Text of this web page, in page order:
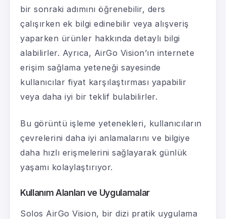
bir sonraki adımını öğrenebilir, ders
çalışırken ek bilgi edinebilir veya alışveriş
yaparken ürünler hakkında detaylı bilgi
alabilirler. Ayrıca, AirGo Vision’ın internete
erişim sağlama yeteneği sayesinde
kullanıcılar fiyat karşılaştırması yapabilir
veya daha iyi bir teklif bulabilirler.
Bu görüntü işleme yetenekleri, kullanıcıların
çevrelerini daha iyi anlamalarını ve bilgiye
daha hızlı erişmelerini sağlayarak günlük
yaşamı kolaylaştırıyor.
Kullanım Alanları ve Uygulamalar
Solos AirGo Vision, bir dizi pratik uygulama